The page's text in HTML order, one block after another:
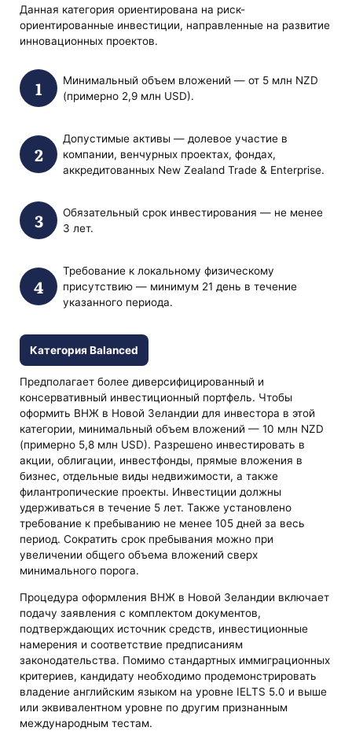
Данная категория ориентирована на риск-
ориентированные инвестиции, направленные на развитие
инновационных проектов.
Минимальный объем вложений — от 5 млн NZD
(примерно 2,9 млн USD).
Допустимые активы — долевое участие в
компании, венчурных проектах, фондах,
аккредитованных New Zealand Trade & Enterprise.
Обязательный срок инвестирования — не менее
3 лет.
Требование к локальному физическому
присутствию — минимум 21 день в течение
указанного периода.
Категория Balanced
Предполагает более диверсифицированный и
консервативный инвестиционный портфель. Чтобы
оформить ВНЖ в Новой Зеландии для инвестора в этой
категории, минимальный объем вложений — 10 млн NZD
(примерно 5,8 млн USD). Разрешено инвестировать в
акции, облигации, инвестфонды, прямые вложения в
бизнес, отдельные виды недвижимости, а также
филантропические проекты. Инвестиции должны
удерживаться в течение 5 лет. Также установлено
требование к пребыванию не менее 105 дней за весь
период. Сократить срок пребывания можно при
увеличении общего объема вложений сверх
минимального порога.
Процедура оформления ВНЖ в Новой Зеландии включает
подачу заявления с комплектом документов,
подтверждающих источник средств, инвестиционные
намерения и соответствие предписаниям
законодательства. Помимо стандартных иммиграционных
критериев, кандидату необходимо продемонстрировать
владение английским языком на уровне IELTS 5.0 и выше
или эквивалентном уровне по другим признанным
международным тестам.